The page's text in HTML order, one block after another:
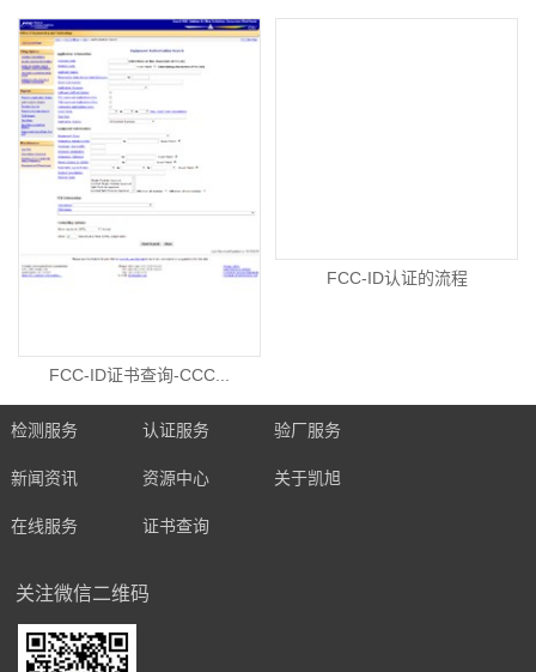
FCC-ID证书查询-CCC...
FCC-ID认证的流程
检测服务 认证服务 验厂服务
新闻资讯 资源中心 关于凯旭
在线服务 证书查询
关注微信二维码